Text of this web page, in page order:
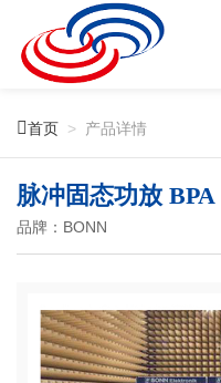
首页 > 产品详情
脉冲固态功放 BPA
品牌：BONN